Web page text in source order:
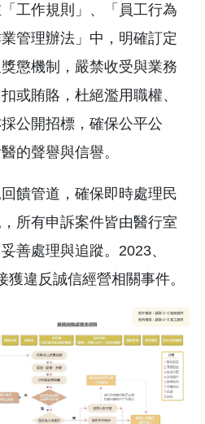
工作規則」、「員工行為
管理辦法」中，明確訂定
懲機制，嚴禁收受與業務
或賄賂，杜絕濫用職權、
公開招標，確保公平公
的聲譽與信譽。
饋管道，確保即時處理民
所有申訴案件皆由醫行室
善處理與追蹤。2023、
違反誠信經營相關事件。